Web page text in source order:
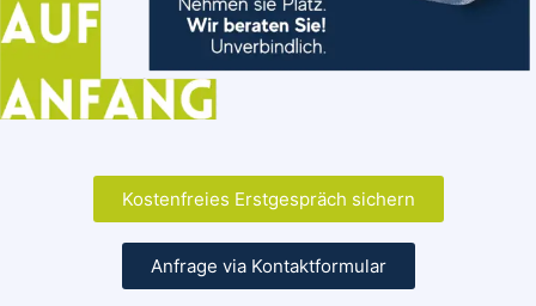
Kostenfreies Erstgespräch sichern
Anfrage via Kontaktformular